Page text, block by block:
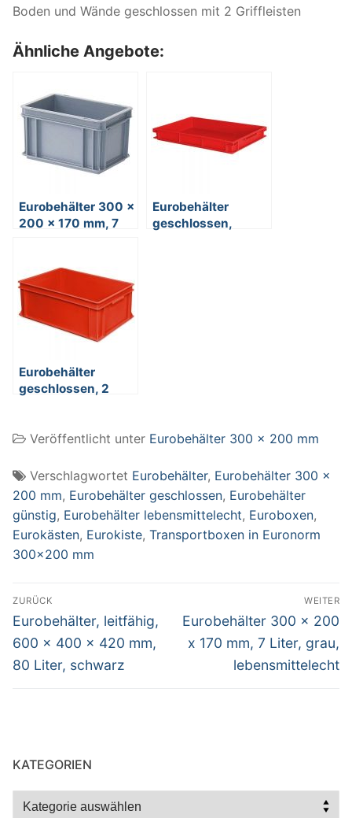
Boden und Wände geschlossen mit 2 Griffleisten
Ähnliche Angebote:
Eurobehälter 300 x
200 x 170 mm, 7
Eurobehälter
geschlossen,
Eurobehälter
geschlossen, 2
Liter, rot
Veröffentlicht unter Eurobehälter 300 x 200 mm
Verschlagwortet Eurobehälter, Eurobehälter 300 x
200 mm, Eurobehälter geschlossen, Eurobehälter
günstig, Eurobehälter lebensmittelecht, Euroboxen,
Eurokästen, Eurokiste, Transportboxen in Euronorm
300x200 mm
Beitragsnavigation
ZURÜCK
Vorheriger
Beitrag:
Eurobehälter, leitfähig,
600 x 400 x 420 mm,
80 Liter, schwarz
WEITER
Nächster
Beitrag:
Eurobehälter 300 x 200
x 170 mm, 7 Liter, grau,
lebensmittelecht
KATEGORIEN
Kategorien